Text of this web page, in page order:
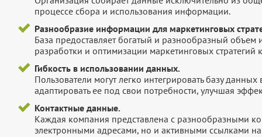
процессе сбора и использования информации.
Разнообразие информации для маркетинговых
База предоставляет богатый и разнообразный
разработки и оптимизации маркетинговых стратегий
Гибкость в использовании данных.
Пользователи могут легко интегрировать базу
адаптировать ее под свои потребности, улучшая
Контактные данные.
Каждая компания представлена с разнообразными
электронными адресами, но и активными ссылками